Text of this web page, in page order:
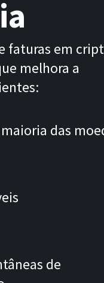
faturas em
melhora a
das
de